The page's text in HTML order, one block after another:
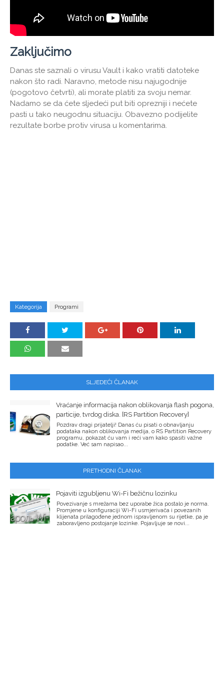
Zaključimo
Danas ste saznali o virusu Vault i kako vratiti datoteke
nakon što radi. Naravno, metode nisu najugodnije
(pogotovo četvrti), ali morate platiti za svoju nemar.
Nadamo se da ćete sljedeći put biti oprezniji i nećete
pasti u tako neugodnu situaciju. Obavezno podijelite
rezultate borbe protiv virusa u komentarima.
Kategorija Programi
SLJEDEĆI ČLANAK
Vraćanje informacija nakon oblikovanja flash pogona,
particije, tvrdog diska. [RS Partition Recovery]
Pozdrav dragi prijatelji! Danas ću pisati o obnavljanju
podataka nakon oblikovanja medija, o RS Partition Recovery
programu, pokazat ću vam i reći vam kako spasiti važne
podatke. Već sam napisao...
PRETHODNI ČLANAK
Pojaviti izgubljenu Wi-Fi bežičnu lozinku
Povezivanje s mrežama bez uporabe žica postalo je norma.
Promjene u konfiguraciji Wi-Fi usmjerivača i povezanih
klijenata prilagođene jednom ispravljenom su rijetke, pa je
zaboravljeno postojanje lozinke. Pojavljuje se novi...